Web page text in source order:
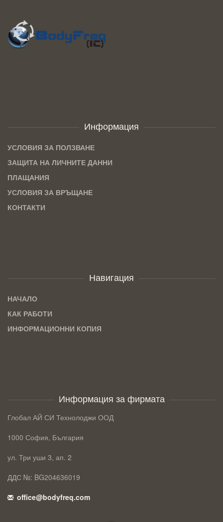
Информация
УСЛОВИЯ ЗА ПОЛЗВАНЕ
ЗАЩИТА НА ЛИЧНИТЕ ДАННИ
ПЛАЩАНИЯ
УСЛОВИЯ ЗА ВРЪЩАНЕ
КОНТАКТИ
Навигация
НАЧАЛО
КАК РАБОТИ
ИНФОРМАЦИОННИ КОПИЯ
Информация за фирмата
Глобал АЙ СИ Технолоджи ООД
1000 София, България
ул. Три уши 3, ап. 2
ДДС №: BG204636019
office@bodyfreq.com